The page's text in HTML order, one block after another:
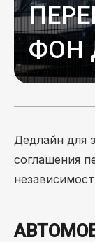
ФОН
Дедлайн для
соглашения